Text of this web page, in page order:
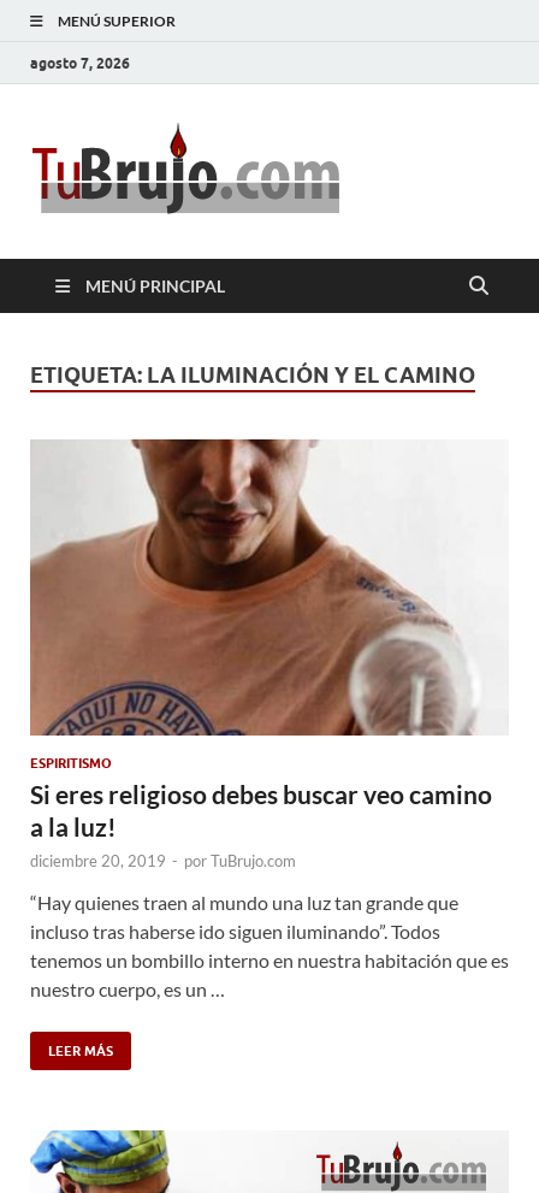
MENÚ SUPERIOR
agosto 7, 2026
MENÚ PRINCIPAL
ETIQUETA: LA ILUMINACIÓN Y EL CAMINO
ESPIRITISMO
Si eres religioso debes buscar veo camino
a la luz!
diciembre 20, 2019 - porTuBrujo.com
“Hay quienes traen al mundo una luz tan grande que
incluso tras haberse ido siguen iluminando”. Todos
tenemos un bombillo interno en nuestra habitación que es
nuestro cuerpo, es un …
LEER MÁS